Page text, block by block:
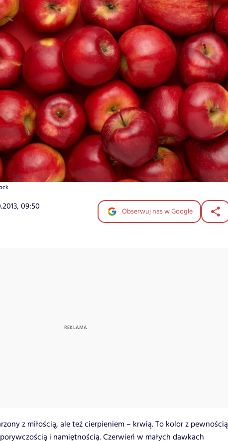
09:50 Obserwuj nas w Google
z miłością, ale też cierpieniem – krwią. To kolor z pewnością
i namiętnością. Czerwień w małych dawkach